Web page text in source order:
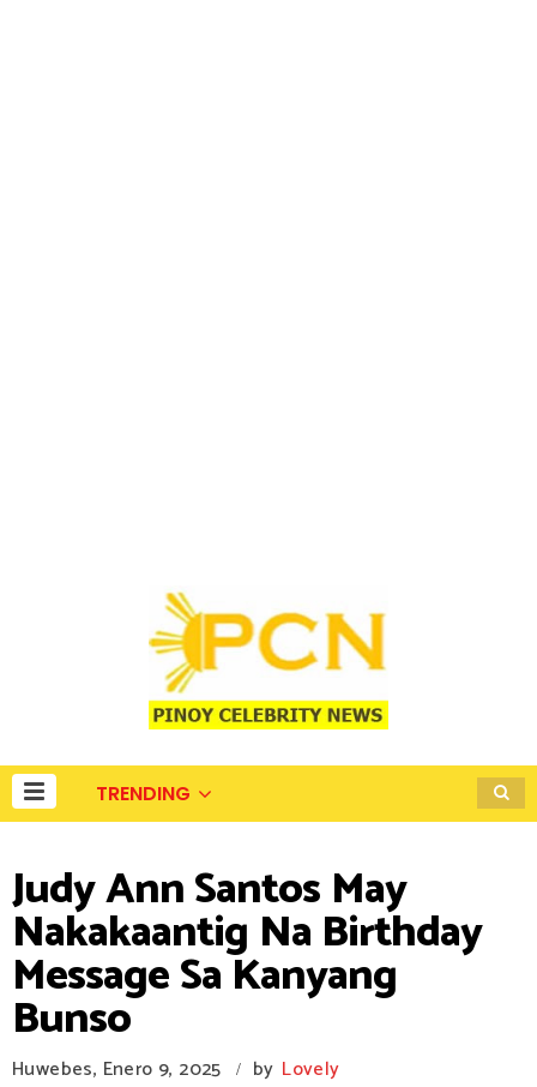
TRENDING
Judy Ann Santos May
Nakakaantig Na Birthday
Message Sa Kanyang
Bunso
Huwebes, Enero 9, 2025 / by Lovely